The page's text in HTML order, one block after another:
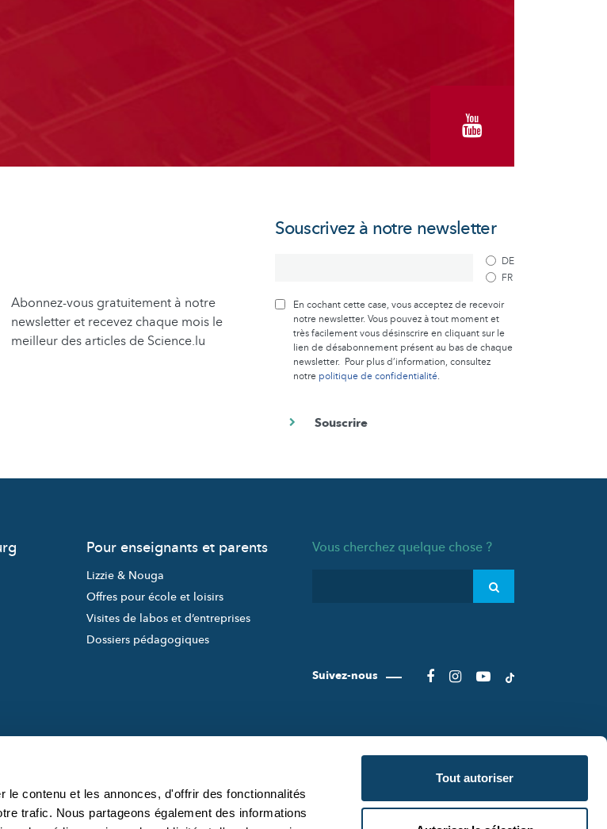
le contenu et les annonces, d'offrir des fonctionnalités
trafic. Nous partageons également des informations
Tout autoriser
Abonnez-vous gratuitement à notre
newsletter et recevez chaque mois le
meilleur des articles de Science.lu
Souscrivez à notre newsletter
DE
FR
En cochant cette case, vous acceptez de recevoir
notre newsletter. Vous pouvez à tout moment et
très facilement vous désinscrire en cliquant sur le
lien de désabonnement présent au bas de chaque
newsletter. Pour plus d’information, consultez
notre politique de confidentialité.
Pour enseignants et parents
Lizzie & Nouga
Offres pour école et loisirs
Visites de labos et d’entreprises
Dossiers pédagogiques
Vous cherchez quelque chose ?
Suivez-nous